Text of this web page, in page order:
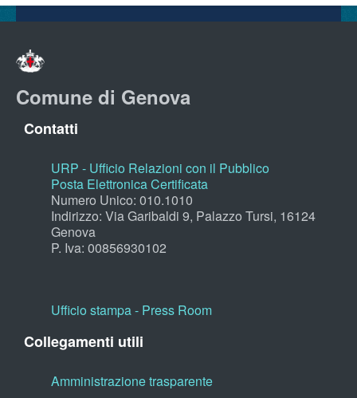
Comune di Genova
Contatti
URP - Ufficio Relazioni con il Pubblico
Posta Elettronica Certificata
Numero Unico: 010.1010
Indirizzo: Via Garibaldi 9, Palazzo Tursi, 16124
Genova
P. Iva: 00856930102
Ufficio stampa - Press Room
Collegamenti utili
Amministrazione trasparente